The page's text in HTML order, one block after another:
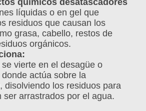
líquidas o en gel que
residuos que causan los
grasa, cabello, restos de
orgánicos.
vierte en el desagüe o
actúa sobre la
disolviendo los residuos para
ser arrastrados por el agua.